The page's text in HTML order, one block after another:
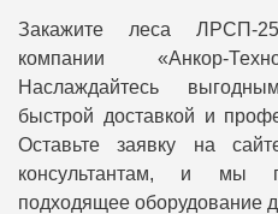
Закажите леса ЛРСП-
компании «Анкор-
Наслаждайтесь
быстрой доставкой и
Оставьте заявку на
консультантам, и мы
подходящее оборудование